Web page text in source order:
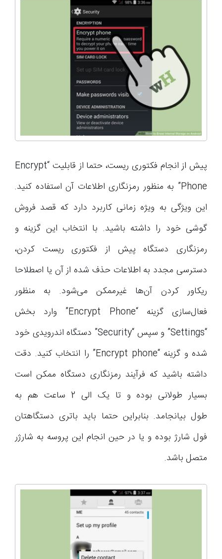
پیش از انجام فکتوری ریست، حتما از قابلیت “Encrypt
Phone” به منظور رمزنگاری اطلاعات آن استفاده کنید.
این ویژگی به ویژه زمانی کاربرد دارد که قصد فروش
گوشی خود را داشته باشید. با انتخاب این گزینه و
رمزنگاری دستگاه پیش از فکتوری ریست کردن،
دسترسی مجدد به اطلاعات حذف شده از آن یا اصطلاحا
ریکاور کردن آن‌ها غیرممکن می‌شود. به منظور
فعال‌سازی گزینه “Encrypt Phone” وارد بخش
“Settings” و سپس “Security” دستگاه اندرویدی خود
شده و گزینه “Encrypt phone” را انتخاب کنید. دقت
داشته باشید که فرآیند رمزنگاری دستگاه ممکن است
بسیار طولانی بوده و تا یک الی 2 ساعت هم به
طول بیانجامد. بنابراین حتما باید باتری دستگاهتان
فول شارژ بوده و یا در حین انجام این پروسه به شارژر
متصل باشد.